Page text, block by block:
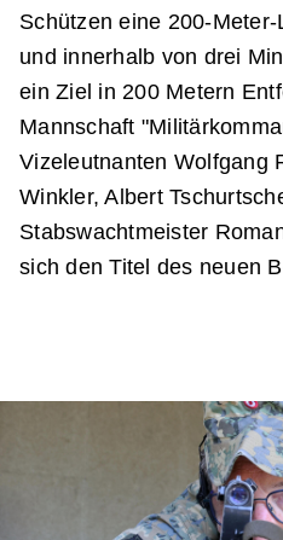
Schützen eine 200-
und innerhalb von drei
ein Ziel in 200 Metern
Mannschaft
Vizeleutnanten Wolfgang
Winkler, Albert
Stabswachtmeister
sich den Titel des neuen